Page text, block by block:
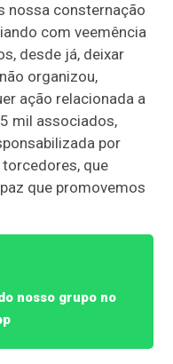
nossa consternação
com veemência
desde já, deixar
organizou,
ação relacionada a
mil associados,
por
que
que promovemos
nosso grupo no